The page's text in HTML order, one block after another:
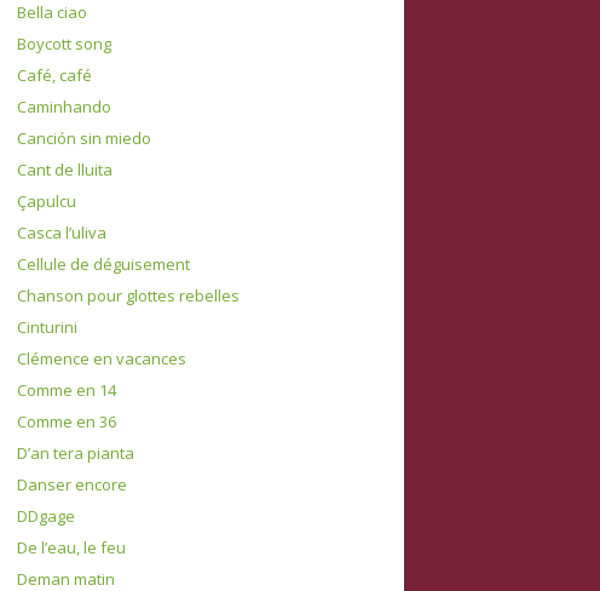
Bella ciao
Boycott song
Café, café
Caminhando
Canción sin miedo
Cant de lluita
Çapulcu
Casca l’uliva
Cellule de déguisement
Chanson pour glottes rebelles
Cinturini
Clémence en vacances
Comme en 14
Comme en 36
D’an tera pianta
Danser encore
DDgage
De l’eau, le feu
Deman matin